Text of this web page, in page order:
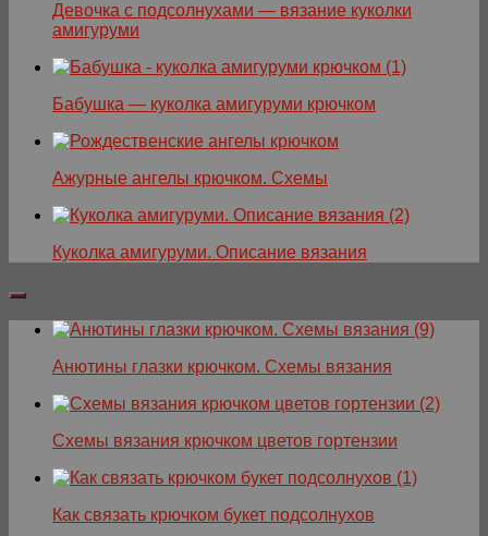
Девочка с подсолнухами — вязание куколки
амигуруми
Бабушка — куколка амигуруми крючком
Ажурные ангелы крючком. Схемы
Куколка амигуруми. Описание вязания
Анютины глазки крючком. Схемы вязания
Схемы вязания крючком цветов гортензии
Как связать крючком букет подсолнухов